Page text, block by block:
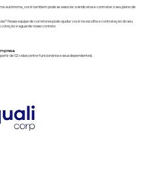
autônoma, você também pode se associar a sindicatos e contratar o seu plano de
Nossa equipe de corretores pode ajudar você na escolha e contratação do seu
cotação e aguarde nosso contato.
de 02 vidas (entre funcionários e seus dependentes).